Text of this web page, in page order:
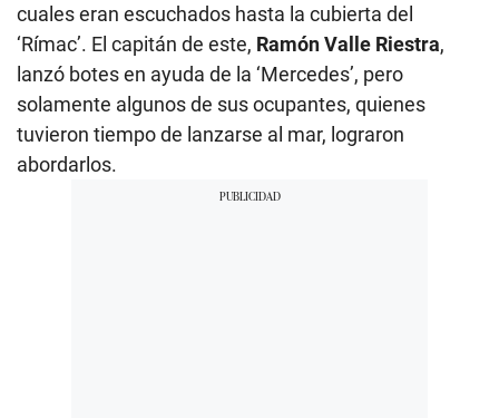
cuales eran escuchados hasta la cubierta del
‘Rímac’. El capitán de este, Ramón Valle Riestra,
lanzó botes en ayuda de la ‘Mercedes’, pero
solamente algunos de sus ocupantes, quienes
tuvieron tiempo de lanzarse al mar, lograron
abordarlos.